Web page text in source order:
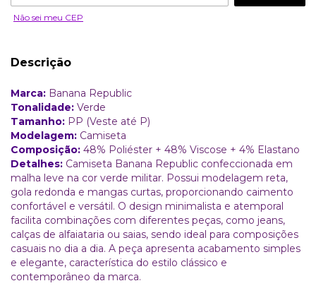
Não sei meu CEP
Descrição
Marca: Banana Republic
Tonalidade: Verde
Tamanho: PP (Veste até P)
Modelagem: Camiseta
Composição: 48% Poliéster + 48% Viscose + 4% Elastano
Detalhes: Camiseta Banana Republic confeccionada em
malha leve na cor verde militar. Possui modelagem reta,
gola redonda e mangas curtas, proporcionando caimento
confortável e versátil. O design minimalista e atemporal
facilita combinações com diferentes peças, como jeans,
calças de alfaiataria ou saias, sendo ideal para composições
casuais no dia a dia. A peça apresenta acabamento simples
e elegante, característica do estilo clássico e
contemporâneo da marca.